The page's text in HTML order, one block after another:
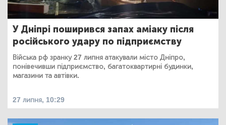
У Дніпрі поширився запах аміаку після
російського удару по підприємству
Війська рф зранку 27 липня атакували місто Дніпро,
понівечивши підприємство, багатоквартирні будинки,
магазини та автівки.
27 липня, 10:29